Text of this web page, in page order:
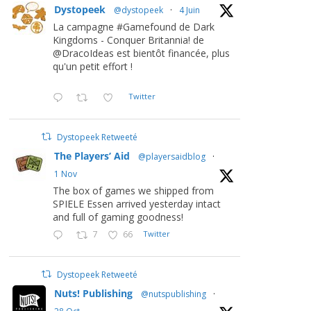
Dystopeek @dystopeek · 4 Juin
La campagne #Gamefound de Dark
Kingdoms - Conquer Britannia! de
@DracoIdeas est bientôt financée, plus
qu'un petit effort !
Twitter
Dystopeek Retweeté
The Players’ Aid @playersaidblog
·
1 Nov
The box of games we shipped from
SPIELE Essen arrived yesterday intact
and full of gaming goodness!
7 66 Twitter
Dystopeek Retweeté
Nuts! Publishing @nutspublishing
·